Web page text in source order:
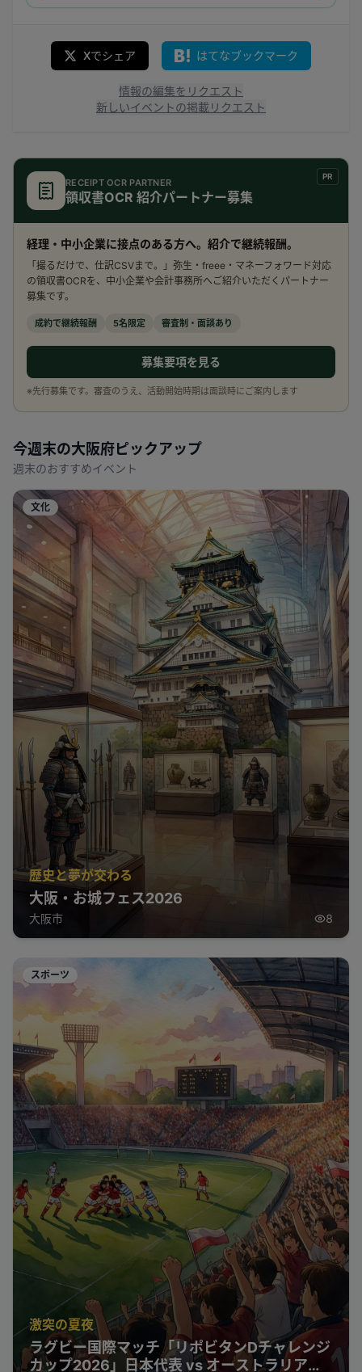
Xでシェア はてなブックマーク
情報の編集をリクエスト
新しいイベントの掲載リクエスト
PR
RECEIPT OCR PARTNER
領収書OCR 紹介パートナー募集
経理・中小企業に接点のある方へ。紹介で継続報酬。
「撮るだけで、仕訳CSVまで。」弥生・freee・マネーフォワード対応
の領収書OCRを、中小企業や会計事務所へご紹介いただくパートナー
募集です。
成約で継続報酬 5名限定 審査制・面談あり
募集要項を見る
※先行募集です。審査のうえ、活動開始時期は面談時にご案内します
今週末の大阪府 ピックアップ
週末のおすすめイベント
文化
歴史と夢が交わる
大阪・お城フェス2026
大阪市 8
スポーツ
激突の夏夜
ラグビー国際マッチ「リポビタンDチャレンジ
カップ2026」日本代表 vs オーストラリア代